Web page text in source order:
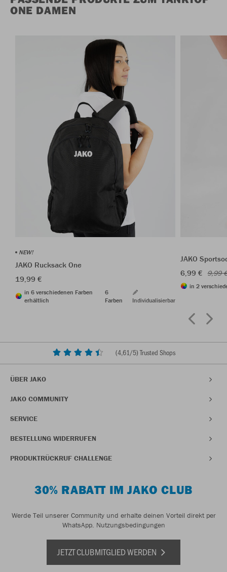
ONE DAMEN
NEW!
JAKO Rucksack One
19,99 €
in 6 verschiedenen Farben
erhältlich
6
Farben
Individualisierbar
JAKO
6,99 € 9,99
in 2
(4,61/5) Trusted Shops
ÜBER JAKO
JAKO COMMUNITY
SERVICE
BESTELLUNG WIDERRUFEN
PRODUKTRÜCKRUF CHALLENGE
30% RABATT IM JAKO CLUB
Werde Teil unserer Community und erhalte deinen Vorteil direkt per
WhatsApp. Nutzungsbedingungen
JETZT CLUBMITGLIED WERDEN